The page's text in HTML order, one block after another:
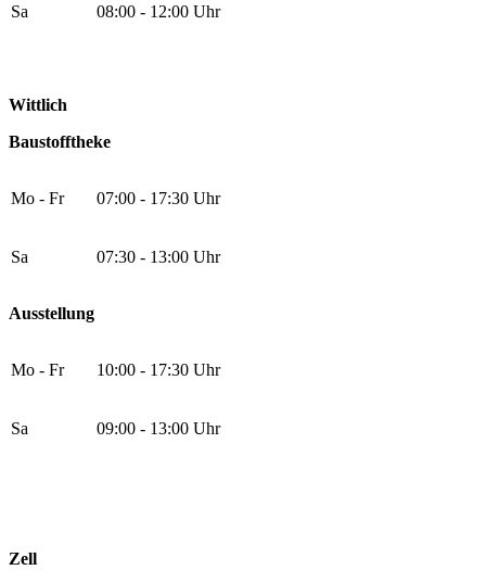
Sa 08:00 - 12:00 Uhr
Wittlich
Baustofftheke
Mo - Fr 07:00 - 17:30 Uhr
Sa 07:30 - 13:00 Uhr
Ausstellung
Mo - Fr 10:00 - 17:30 Uhr
Sa 09:00 - 13:00 Uhr
Zell